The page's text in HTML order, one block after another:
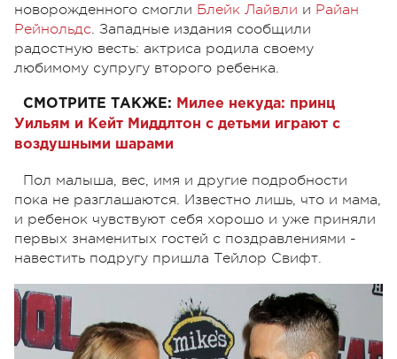
новорожденного смогли Блейк Лайвли и Райан
Рейнольдс. Западные издания сообщили
радостную весть: актриса родила своему
любимому супругу второго ребенка.
СМОТРИТЕ ТАКЖЕ: Милее некуда: принц
Уильям и Кейт Миддлтон с детьми играют с
воздушными шарами
Пол малыша, вес, имя и другие подробности
пока не разглашаются. Известно лишь, что и мама,
и ребенок чувствуют себя хорошо и уже приняли
первых знаменитых гостей с поздравлениями -
навестить подругу пришла Тейлор Свифт.